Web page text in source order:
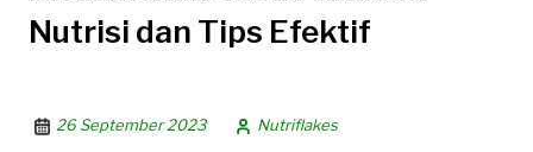
Nutrisi dan Tips Efektif
26 September 2023 Nutriflakes